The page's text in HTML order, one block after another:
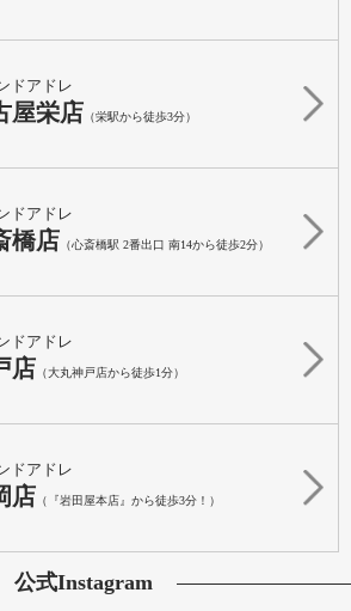
ドアドレ
屋栄店 （栄駅から徒歩3分）
ドアドレ
橋店 （心斎橋駅 2番出口 南14から徒歩2分）
ドアドレ
店 （大丸神戸店から徒歩1分）
ドアドレ
店 （『岩田屋本店』から徒歩3分！）
公式Instagram